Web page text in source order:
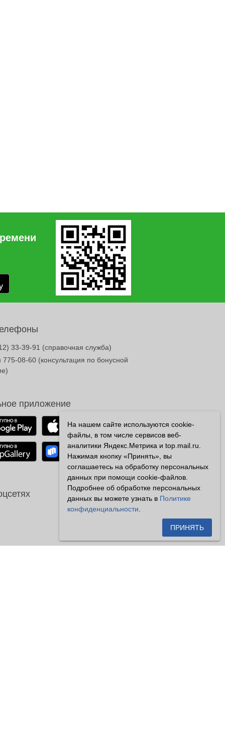
33-39-91 (справочная служба)
08-60 (консультация по бонусной
приложение
На нашем сайте используются cookie-
файлы, в том числе сервисов веб-
аналитики Яндекс.Метрика и top.mail.ru.
Нажимая кнопку «Принять», вы
соглашаетесь на обработку персональных
данных при помощи cookie-файлов.
Подробнее об обработке персональных
данных вы можете узнать в Политике
конфиденциальности
ПРИНЯТЬ